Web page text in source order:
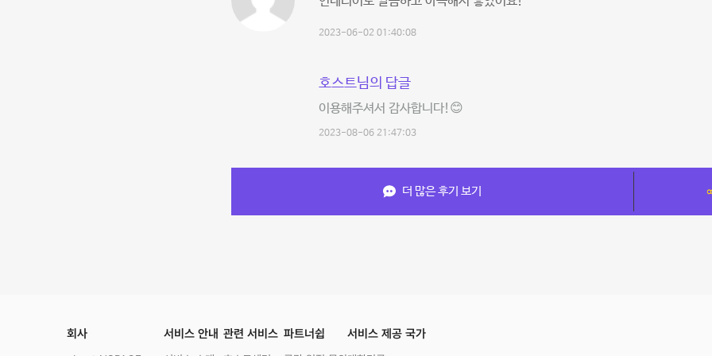
2023-06-02 01:40:08
호스트님의 답글
이용해주셔서 감사합니다!😊
2023-08-06 21:47:03
더 많은 후기 보기
회사 서비스 안내 관련 서비스 파트너쉽 서비스 제공 국가